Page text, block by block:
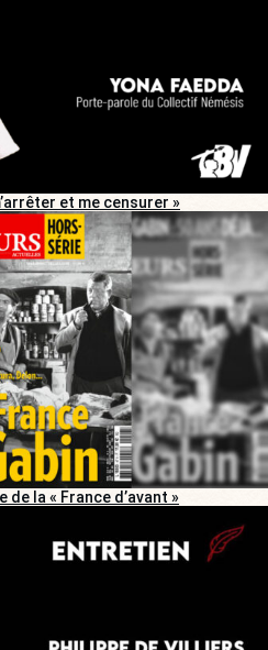
et me censurer »
de la « France d’avant »